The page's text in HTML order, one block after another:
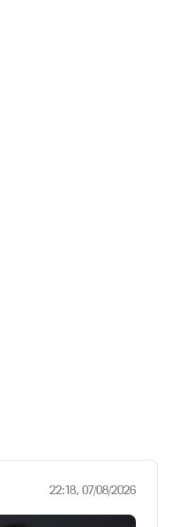
22:18, 07/08/2026